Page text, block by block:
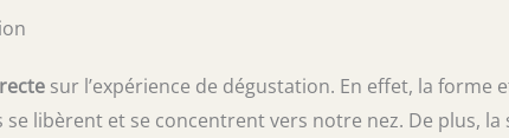
sur l’expérience de dégustation. En effet, la forme
libèrent et se concentrent vers notre nez. De plus, la